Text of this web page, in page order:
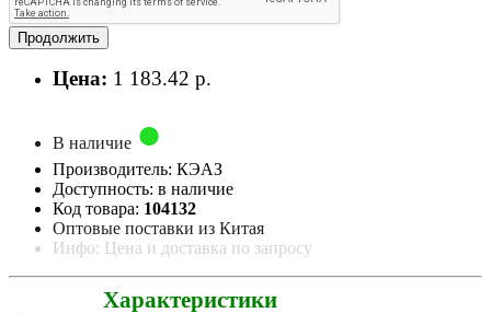
Продолжить
Цена: 1 183.42 р.
В наличие
Производитель: КЭАЗ
Доступность: в наличие
Код товара: 104132
Оптовые поставки из Китая
Инфо: Цена и доставка по запросу
Характеристики